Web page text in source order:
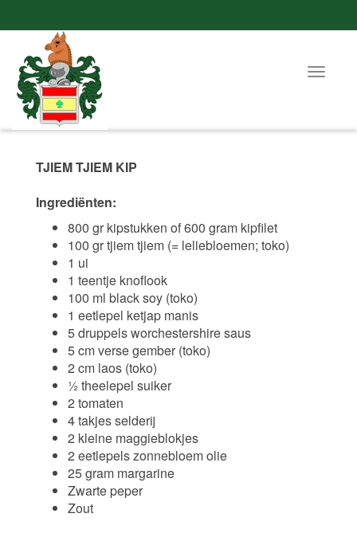
Toggle
TJIEM TJIEM KIP
Ingrediënten:
800 gr kipstukken of 600 gram kipfilet
100 gr tjiem tjiem (= leliebloemen; toko)
1 ui
1 teentje knoflook
100 ml black soy (toko)
1 eetlepel ketjap manis
5 druppels worchestershire saus
5 cm verse gember (toko)
2 cm laos (toko)
½ theelepel suiker
2 tomaten
4 takjes selderij
2 kleine maggieblokjes
2 eetlepels zonnebloem olie
25 gram margarine
Zwarte peper
Zout